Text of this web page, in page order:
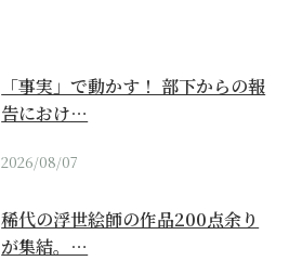
「事実」で動かす！ 部下からの報
告におけ…
2026/08/07
稀代の浮世絵師の作品200点余り
が集結。…